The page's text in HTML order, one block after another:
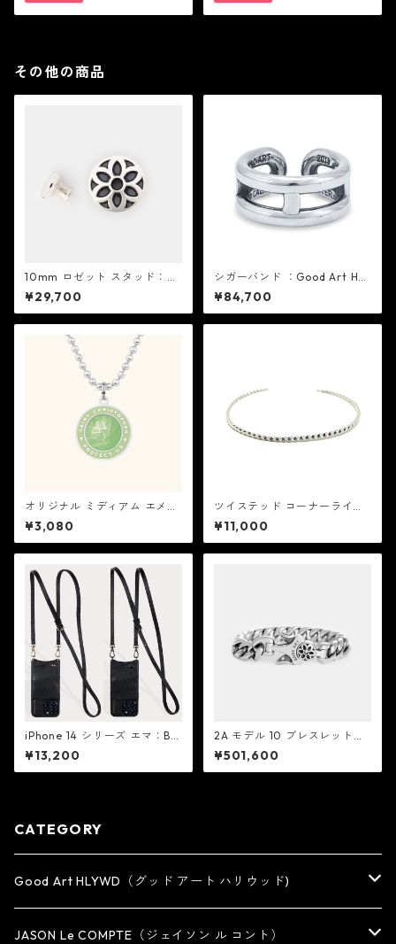
その他の商品
10mm ロゼット スタッド：G
ood Art HLYWD グッド アー
ト ハリウッド
¥29,700
シガーバンド ：Good Art HLY
WD グッド アート ハリウッド
¥84,700
オリジナル ミディアム エメラ
ルド / カクタス セントクリス
トファー ネックレス：GET BA
CK NECKLACES ゲット バック
¥3,080
ツイステッド コーナーライン
スリム バングル：EDF イーデ
ィーエフ
¥11,000
iPhone 14 シリーズ エマ：BA
NDOLIER バンドリヤー
¥13,200
2A モデル 10 ブレスレット：
Good Art HLYWD グッド ア
ート ハリウッド
¥501,600
CATEGORY
Good Art HLYWD（グッド アート ハリウッド)
RING
JASON Le COMPTE（ジェイソン ル コント）